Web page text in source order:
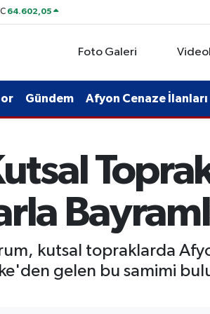
64.602,05
Foto Galeri
Gündem Afyon Cenaze İlanları
kutsal topraklarda
gelen bu samimi